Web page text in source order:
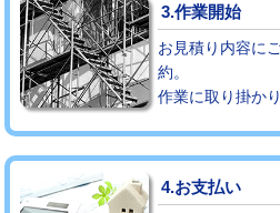
3.作業開始
お見積り内容に
約。
作業に取り掛か
4.お支払い